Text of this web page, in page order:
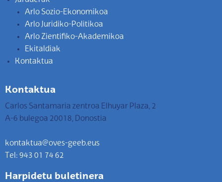
Arlo Sozio-Ekonomikoa
Arlo Juridiko-Politikoa
Arlo Zientifiko-Akademikoa
Ekitaldiak
Kontaktua
Kontaktua
Carlos Santamaria zentroa Elhuyar Plaza, 2
A-6 bulegoa 20018, Donostia
kontaktua@oves-geeb.eus
Tel: 943 01 74 62
Harpidetu buletinera